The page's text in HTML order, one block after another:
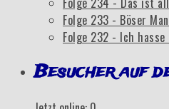
Folge 233 - Böser
Folge 232 - Ich
Besucher auf